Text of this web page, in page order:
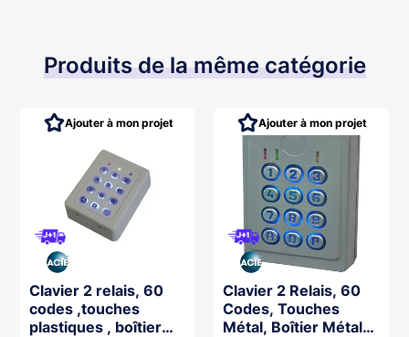
Produits de la même catégorie
Clavier 2 relais, 60
codes ,touches
plastiques , boîtier
Ajouter à mon projet
Clavier 2 Relais, 60
Codes, Touches
Métal, Boîtier Métal
Ajouter à mon projet